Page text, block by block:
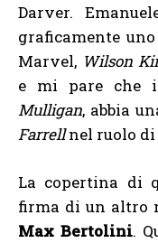
Darver.
graficamente
Marvel, Wilson
e mi pare che
Mulligan, abbia
Farrellnel ruolo di
La copertina di
firma di un altro
Max Bertolini.